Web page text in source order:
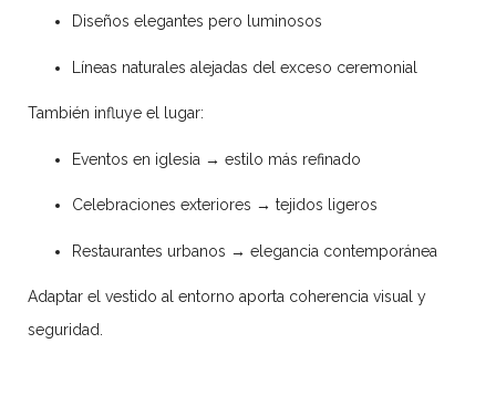
Diseños elegantes pero luminosos
Líneas naturales alejadas del exceso ceremonial
También influye el lugar:
Eventos en iglesia → estilo más refinado
Celebraciones exteriores → tejidos ligeros
Restaurantes urbanos → elegancia contemporánea
Adaptar el vestido al entorno aporta coherencia visual y
seguridad.